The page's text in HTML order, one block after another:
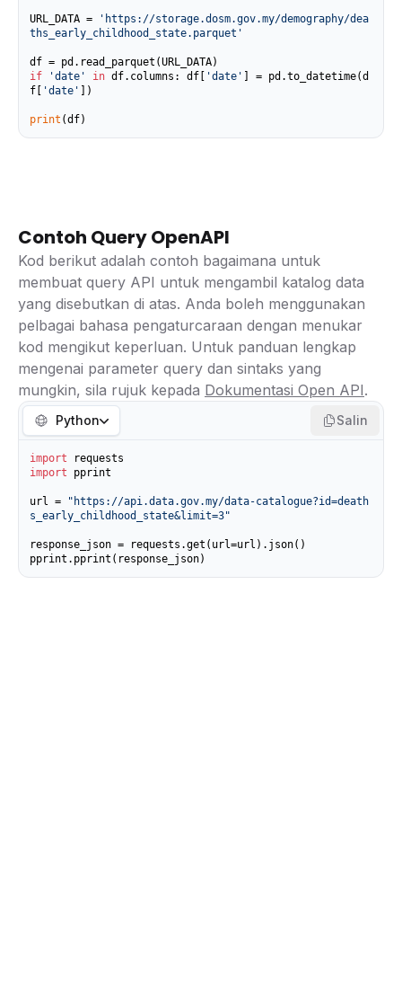
URL_DATA =
'https://storage.dosm.gov.my/demography/dea
ths_early_childhood_state.parquet'
if
'date' in df.columns: df[ 'date'
] = pd.to_datetime(d
f[
'date' ])
print (df)
Contoh Query OpenAPI
Kod berikut adalah contoh bagaimana untuk
membuat query API untuk mengambil katalog data
yang disebutkan di atas. Anda boleh menggunakan
pelbagai bahasa pengaturcaraan dengan menukar
kod mengikut keperluan. Untuk panduan lengkap
mengenai parameter query dan sintaks yang
mungkin, sila rujuk kepada Dokumentasi Open API.
Python Salin
import
import pprint
url =
"https://api.data.gov.my/data-catalogue?id=death
s_early_childhood_state&limit=3"
response_json = requests.get(url=url).json()
pprint.pprint(response_json)